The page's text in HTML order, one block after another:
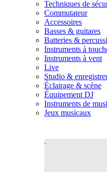
Techniques de
Commutateur
Accessoires
Basses & guitares
Batteries &
Instruments à
Instruments à vent
Live
Studio &
Éclairage & scène
Équipement DJ
Instruments de
Jeux musicaux